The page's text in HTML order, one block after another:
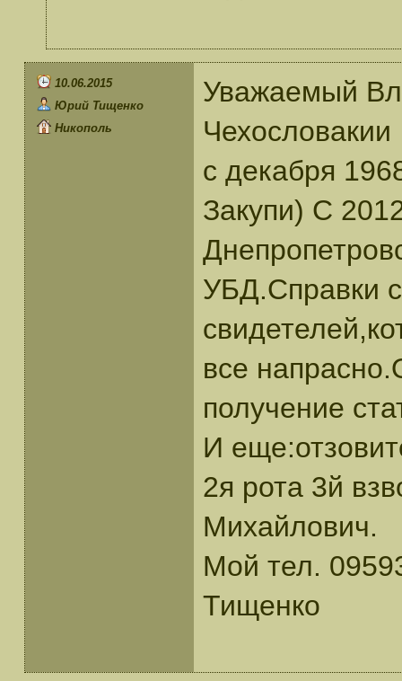
10.06.2015
Юрий Тищенко
Никополь
Уважаемый
Чехословакии
с декабря
Закупи) С
УБД.Справки
все
получение
И
2я рота 3й
Михайлович.
Мой тел.
Тищенко